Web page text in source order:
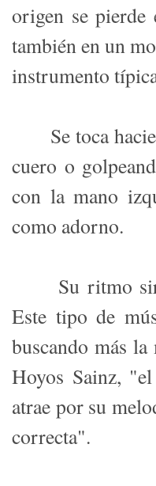
origen se pierde
también en un
instrumento
Se toca
cuero o
con la mano
como adorno.
Su ritmo
Este tipo de
buscando más
Hoyos Sainz,
atrae por su
correcta".